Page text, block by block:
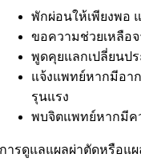
พักผ่อนให้เพียงพอ
ขอความช่วยเหลือ
พูดคุยแลกเปลี่ยน
แจ้งแพทย์หากมีอา
รุนแรง
พบจิตแพทย์หากมีค
การดูแลแผลผ่าตัดหรือแผ